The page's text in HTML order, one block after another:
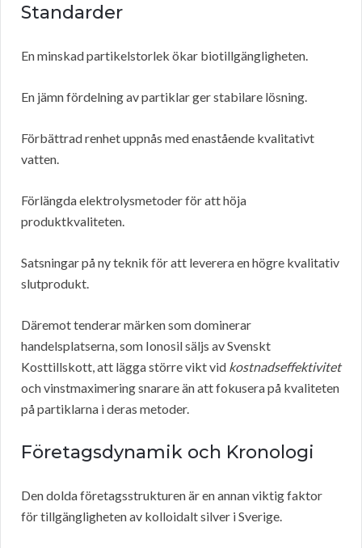
Standarder
En minskad partikelstorlek ökar biotillgängligheten.
En jämn fördelning av partiklar ger stabilare lösning.
Förbättrad renhet uppnås med enastående kvalitativt
vatten.
Förlängda elektrolysmetoder för att höja
produktkvaliteten.
Satsningar på ny teknik för att leverera en högre kvalitativ
slutprodukt.
Däremot tenderar märken som dominerar
handelsplatserna, som Ionosil säljs av Svenskt
Kosttillskott, att lägga större vikt vid kostnadseffektivitet
och vinstmaximering snarare än att fokusera på kvaliteten
på partiklarna i deras metoder.
Företagsdynamik och Kronologi
Den dolda företagsstrukturen är en annan viktig faktor
för tillgängligheten av kolloidalt silver i Sverige.